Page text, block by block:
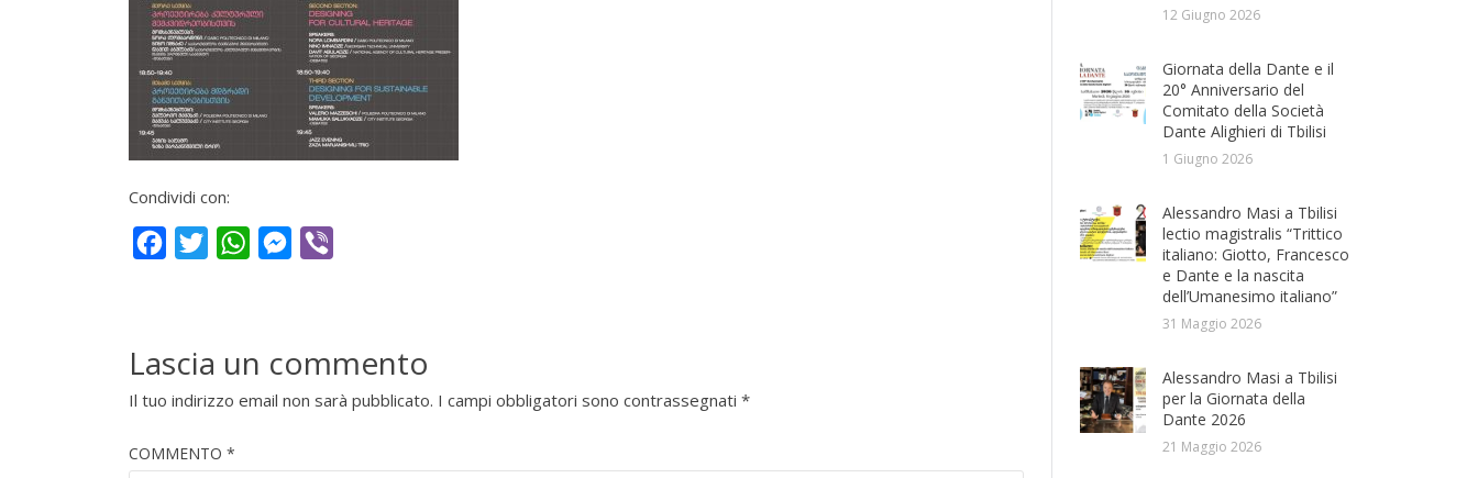
Condividi con:
FacebookTwitterWhatsAppMessenger
Lascia un commento
Il tuo indirizzo email non sarà pubblicato. I campi obbligatori sono contrassegnati *
COMMENTO *
12 Giugno 2026
Giornata della Dante e il
20° Anniversario del
Comitato della Società
Dante Alighieri di Tbilisi
1 Giugno 2026
Alessandro Masi a Tbilisi
lectio magistralis “Trittico
italiano: Giotto, Francesco
e Dante e la nascita
dell’Umanesimo italiano”
31 Maggio 2026
Alessandro Masi a Tbilisi
per la Giornata della
Dante 2026
21 Maggio 2026